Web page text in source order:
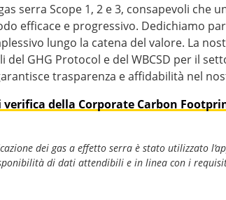
serra Scope 1, 2 e 3, consapevoli che
efficace e progressivo. Dedichiamo
lungo la catena del valore. La
GHG Protocol e del WBCSD per il
trasparenza e affidabilità nel
della Corporate Carbon
dei gas a effetto serra è stato utilizzato
di dati attendibili e in linea con i